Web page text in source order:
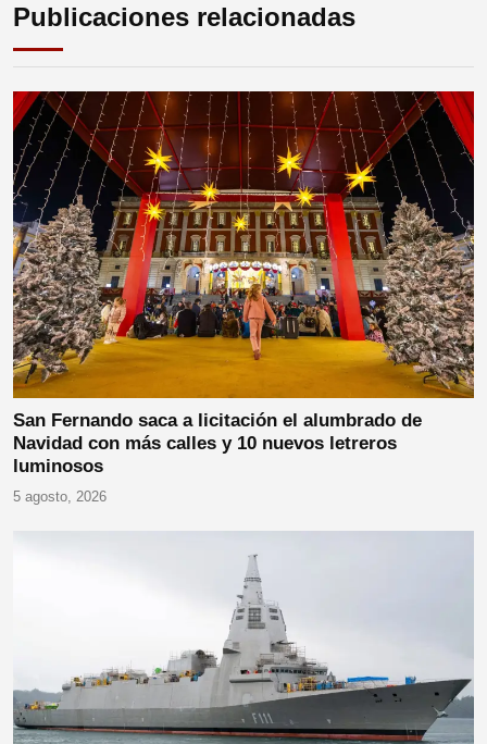
Publicaciones relacionadas
San Fernando saca a licitación el alumbrado de
Navidad con más calles y 10 nuevos letreros
luminosos
5 agosto, 2026